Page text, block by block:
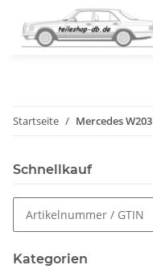
Startseite Mercedes W203
Schnellkauf
Kategorien